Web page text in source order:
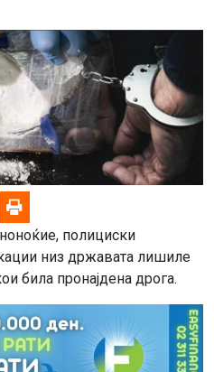
полициски
низ државата лишиле
била пронајдена дрога.